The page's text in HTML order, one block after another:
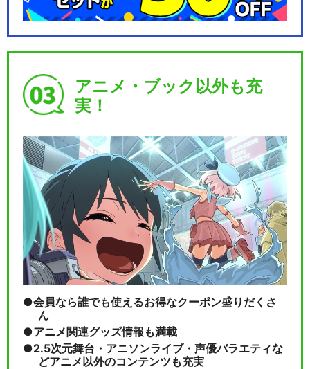
アニメ・ブック以外も充
実！
会員なら誰でも使えるお得なクーポン盛りだくさ
ん
アニメ関連グッズ情報も満載
2.5次元舞台・アニソンライブ・声優バラエティな
どアニメ以外のコンテンツも充実